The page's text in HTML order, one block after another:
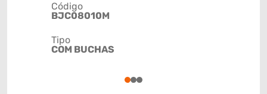
Código
BJC08010M
Tipo
COM BUCHAS
123